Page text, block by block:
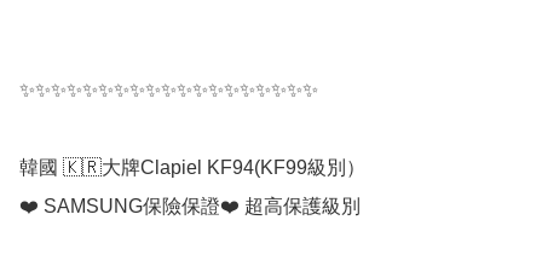
✨✨✨✨✨✨✨✨✨✨✨✨✨✨✨✨✨✨✨
韓國 🇰🇷大牌Clapiel KF94(KF99級別）
❤️ SAMSUNG保險保證❤️ 超高保護級別